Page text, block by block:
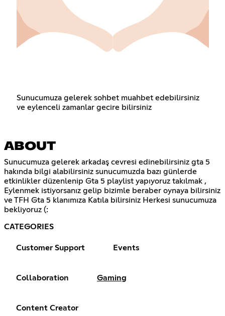
Sunucumuza gelerek sohbet muahbet edebilirsiniz
ve eylenceli zamanlar gecire bilirsiniz
ABOUT
Sunucumuza gelerek arkadaş cevresi edinebilirsiniz gta 5
hakında bilgi alabilirsiniz sunucumuzda bazı günlerde
etkinlikler düzenlenip Gta 5 playlist yapıyoruz takılmak ,
Eylenmek istiyorsanız gelip bizimle beraber oynaya bilirsiniz
ve TFH Gta 5 klanımıza Katıla bilirsiniz Herkesi sunucumuza
bekliyoruz (:
CATEGORIES
Customer Support Events
Collaboration Gaming
Content Creator